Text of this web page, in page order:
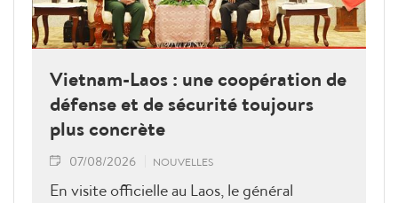
Vietnam-Laos : une coopération de
défense et de sécurité toujours
plus concrète
07/08/2026 NOUVELLES
En visite officielle au Laos, le général